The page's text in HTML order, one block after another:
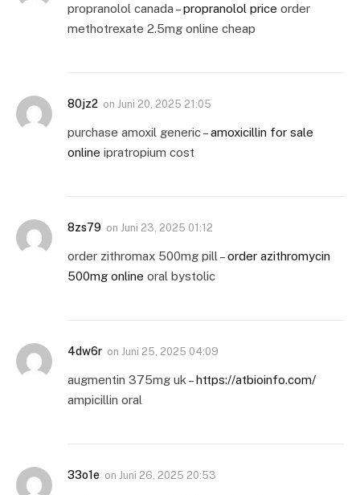
propranolol canada –propranolol price order
methotrexate 2.5mg online cheap
80jz2 on Juni 20, 2025 21:05
purchase amoxil generic –amoxicillin for sale
online ipratropium cost
8zs79 on Juni 23, 2025 01:12
order zithromax 500mg pill –order azithromycin
500mg online oral bystolic
4dw6r on Juni 25, 2025 04:09
augmentin 375mg uk –https://atbioinfo.com/
ampicillin oral
33o1e on Juni 26, 2025 20:53